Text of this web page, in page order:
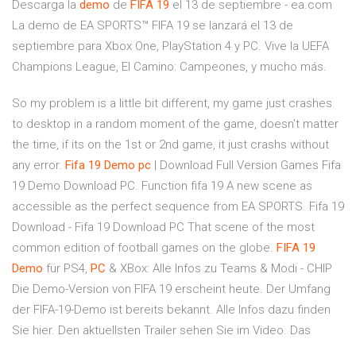
Descarga la demo de FIFA 19 el 13 de septiembre - ea.com
La demo de EA SPORTS™ FIFA 19 se lanzará el 13 de
septiembre para Xbox One, PlayStation 4 y PC. Vive la UEFA
Champions League, El Camino: Campeones, y mucho más.
So my problem is a little bit different, my game just crashes
to desktop in a random moment of the game, doesn't matter
the time, if its on the 1st or 2nd game, it just crashs without
any error. Fifa 19 Demo pc | Download Full Version Games Fifa
19 Demo Download PC. Function fifa 19 A new scene as
accessible as the perfect sequence from EA SPORTS. Fifa 19
Download - Fifa 19 Download PC That scene of the most
common edition of football games on the globe. FIFA 19
Demo für PS4, PC & XBox: Alle Infos zu Teams & Modi - CHIP
Die Demo-Version von FIFA 19 erscheint heute. Der Umfang
der FIFA-19-Demo ist bereits bekannt. Alle Infos dazu finden
Sie hier. Den aktuellsten Trailer sehen Sie im Video. Das